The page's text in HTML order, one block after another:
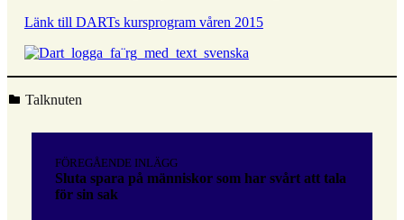
Länk till DARTs kursprogram våren 2015
Kategoriserad i:
Talknuten
tillbaka
huvudnavigeringen
FÖREGÅENDE INLÄGG
Sluta spara på människor som har svårt att tala
för sin sak